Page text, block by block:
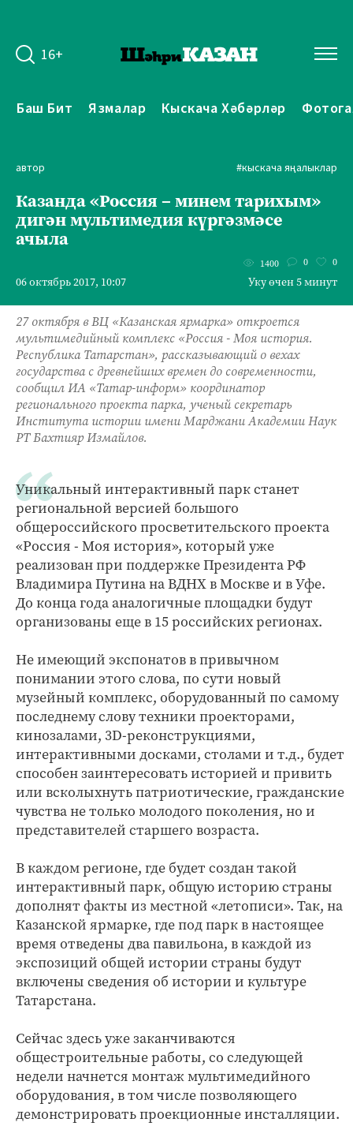
16+
Баш Бит Язмалар Кыскача Хәбәрләр
автор #кыскача яңалыклар
Казанда «Россия – минем тарихым»
дигән мультимедия күргәзмәсе
ачыла
06 октябрь 2017, 10:07
1400 0 0
Уку өчен 5 минут
27 октября в ВЦ «Казанская ярмарка» откроется
мультимедийный комплекс «Россия - Моя история.
Республика Татарстан», рассказывающий о вехах
государства с древнейших времен до современности,
сообщил ИА «Татар-информ» координатор
регионального проекта парка, ученый секретарь
Института истории имени Марджани Академии Наук
РТ Бахтияр Измайлов.
Уникальный интерактивный парк станет
региональной версией большого
общероссийского просветительского проекта
«Россия - Моя история», который уже
реализован при поддержке Президента РФ
Владимира Путина на ВДНХ в Москве и в Уфе.
До конца года аналогичные площадки будут
организованы еще в 15 российских регионах.
Не имеющий экспонатов в привычном
понимании этого слова, по сути новый
музейный комплекс, оборудованный по самому
последнему слову техники проекторами,
кинозалами, 3D-реконструкциями,
интерактивными досками, столами и т.д., будет
способен заинтересовать историей и привить
или всколыхнуть патриотические, гражданские
чувства не только молодого поколения, но и
представителей старшего возраста.
В каждом регионе, где будет создан такой
интерактивный парк, общую историю страны
дополнят факты из местной «летописи». Так, на
Казанской ярмарке, где под парк в настоящее
время отведены два павильона, в каждой из
экспозиций общей истории страны будут
включены сведения об истории и культуре
Татарстана.
Сейчас здесь уже заканчиваются
общестроительные работы, со следующей
недели начнется монтаж мультимедийного
оборудования, в том числе позволяющего
демонстрировать проекционные инсталляции.